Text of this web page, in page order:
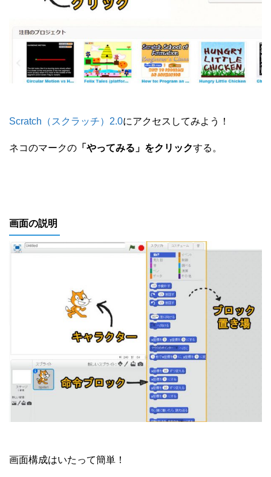
Scratch（スクラッチ）2.0にアクセスしてみよう！
ネコのマークの 「やってみる」をクリックする。
画面の説明
画面構成はいたって簡単！